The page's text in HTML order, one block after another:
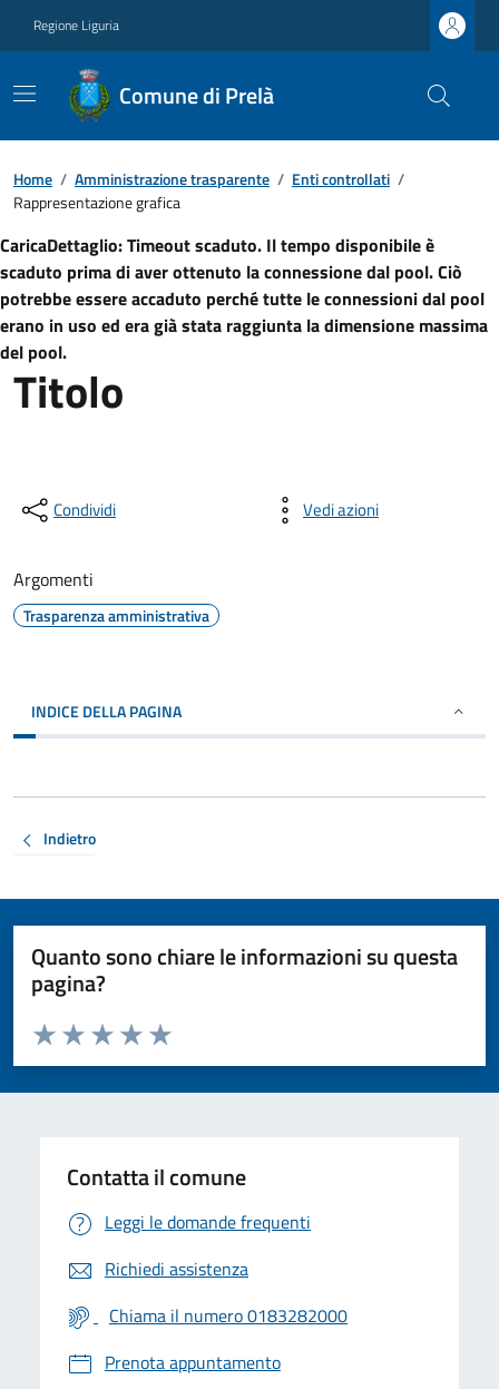
Regione Liguria
Comune di Prelà
Home / Amministrazione trasparente / Enti controllati /
Rappresentazione grafica
CaricaDettaglio: Timeout scaduto. Il tempo disponibile è
scaduto prima di aver ottenuto la connessione dal pool. Ciò
potrebbe essere accaduto perché tutte le connessioni dal pool
erano in uso ed era già stata raggiunta la dimensione massima
del pool.
Titolo
Condividi Vedi azioni
Argomenti
Trasparenza amministrativa
INDICE DELLA PAGINA
Indietro
Quanto sono chiare le informazioni su questa
pagina?
Valuta da 1 a 5 stelle la pagina
Valuta 5 stelle su 5
Valuta 4 stelle su 5
Valuta 3 stelle su 5
Valuta 2 stelle su 5
Valuta 1 stelle su 5
Contatta il comune
Leggi le domande frequenti
Richiedi assistenza
Chiama il numero 0183282000
Prenota appuntamento